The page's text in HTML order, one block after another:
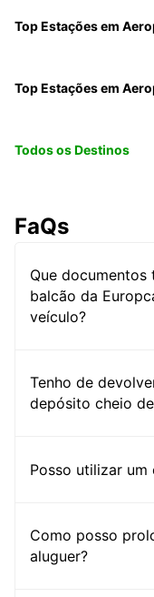
Top Estações em
Top Estações em
Todos os Destinos
FaQs
Que documentos
balcão da
veículo?
Tenho de
depósito cheio
Posso utilizar
Como posso
aluguer?